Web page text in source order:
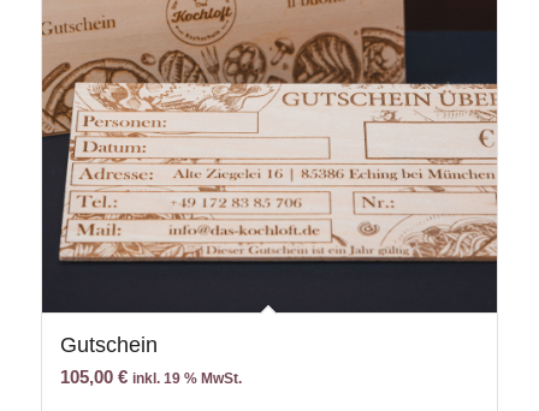
Gutschein
105,00 € inkl. 19 % MwSt.